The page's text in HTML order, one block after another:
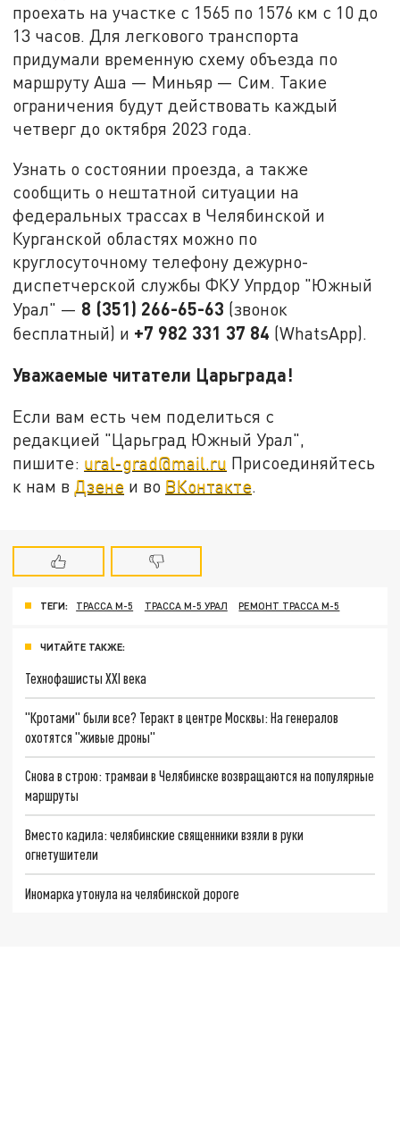
проехать на участке с 1565 по 1576 км с 10 до
13 часов. Для легкового транспорта
придумали временную схему объезда по
маршруту Аша — Миньяр — Сим. Такие
ограничения будут действовать каждый
четверг до октября 2023 года.
Узнать о состоянии проезда, а также
сообщить о нештатной ситуации на
федеральных трассах в Челябинской и
Курганской областях можно по
круглосуточному телефону дежурно-
диспетчерской службы ФКУ Упрдор "Южный
Урал" — 8 (351) 266-65-63 (звонок
бесплатный) и +7 982 331 37 84 (WhatsApp).
Уважаемые читатели Царьграда!
Если вам есть чем поделиться с
редакцией "Царьград Южный Урал",
пишите: ural-grad@mail.ru Присоединяйтесь
к нам в Дзене и во ВКонтакте.
ТЕГИ: ТРАССА М-5 ТРАССА М-5 УРАЛ РЕМОНТ ТРАССА М-5
ЧИТАЙТЕ ТАКЖЕ:
Технофашисты XXI века
"Кротами" были все? Теракт в центре Москвы: На генералов
охотятся "живые дроны"
Снова в строю: трамваи в Челябинске возвращаются на популярные
маршруты
Вместо кадила: челябинские священники взяли в руки
огнетушители
Иномарка утонула на челябинской дороге